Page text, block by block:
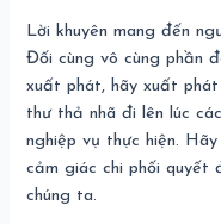
Lời khuyên mang đến
Đối cùng vô cùng phần
xuất phát, hãy xuất
thư thả nhã đi lên lúc
nghiệp vụ thực hiện.
cảm giác chi phối quyết
chúng ta.